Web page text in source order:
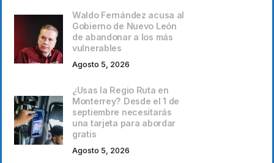
Waldo Fernández acusa al
Gobierno de Nuevo León
de abandonar a los más
vulnerables
Agosto 5, 2026
¿Usas la Regio Ruta en
Monterrey? Desde el 1 de
septiembre necesitarás
una tarjeta para abordar
gratis
Agosto 5, 2026